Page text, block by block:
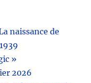
naissance de
»
2026